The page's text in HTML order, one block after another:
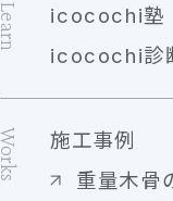
Learn
icocochi塾
icocochi診
Works
施工事例
重量木骨